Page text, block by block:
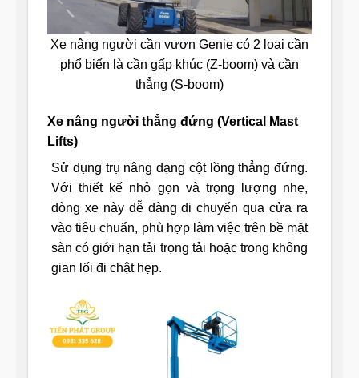
Xe nâng người cần vươn Genie có 2 loại cần
phổ biến là cần gấp khúc (Z-boom) và cần
thẳng (S-boom)
Xe nâng người thẳng đứng (Vertical Mast
Lifts)
Sử dụng trụ nâng dạng cột lồng thẳng đứng.
Với thiết kế nhỏ gọn và trọng lượng nhẹ,
dòng xe này dễ dàng di chuyển qua cửa ra
vào tiêu chuẩn, phù hợp làm việc trên bề mặt
sàn có giới hạn tải trọng tải hoặc trong không
gian lối đi chật hẹp.